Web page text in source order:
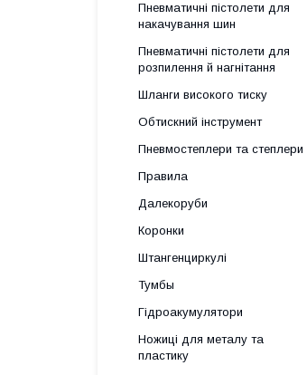
Пневматичні пістолети для
накачування шин
Пневматичні пістолети для
розпилення й нагнітання
Шланги високого тиску
Обтискний інструмент
Пневмостеплери та степлери
Правила
Далекоруби
Коронки
Штангенциркулі
Тумбы
Гідроакумулятори
Ножиці для металу та
пластику